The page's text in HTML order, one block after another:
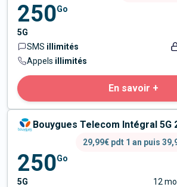
250Go
5G
SMS illimités
Appels illimités
En savoir +
Bouygues Telecom Intégral 5G
29,99€ pdt 1 an puis
250Go
5G
12